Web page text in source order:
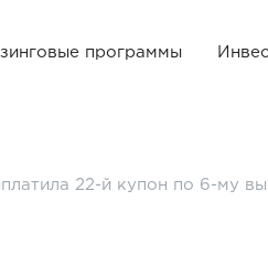
программы
22-й купон по 6-му